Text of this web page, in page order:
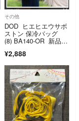
その他
DOD ヒエヒエウサボ
ストン 保冷バッグ
(8) BA140-OR 新品タ
¥2,888